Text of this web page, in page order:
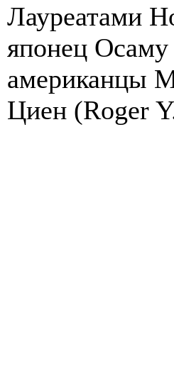
Лауреатами
японец
американцы
Циен (Roger